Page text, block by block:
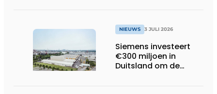
NIEUWS 3 JULI 2026
Siemens investeert
€300 miljoen in
Duitsland om de